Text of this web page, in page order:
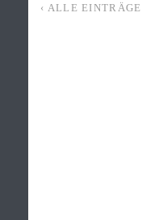
‹ ALLE EINTRÄGE